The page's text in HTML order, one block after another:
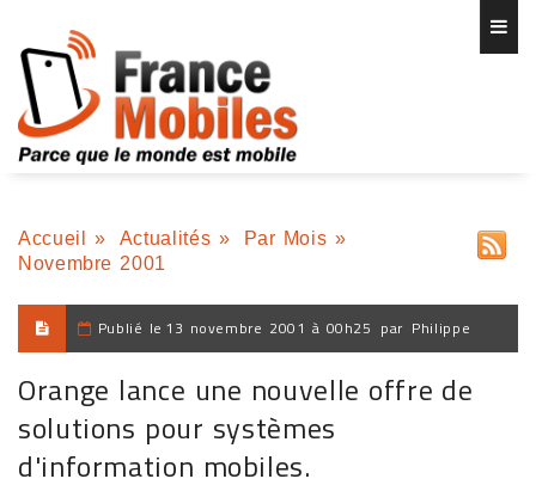
Accueil » Actualités » Par Mois »
Novembre 2001
Publié le 13 novembre 2001 à 00h25 par Philippe
Orange lance une nouvelle offre de
solutions pour systèmes
d'information mobiles.